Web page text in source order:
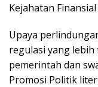
Kejahatan
Upaya
regulasi yang
pemerintah dan
Promosi Politik